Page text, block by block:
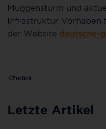
Muggensturm und
Infrastruktur-Vorhaben
der Website deutsche-
Zurück
Letzte Artikel